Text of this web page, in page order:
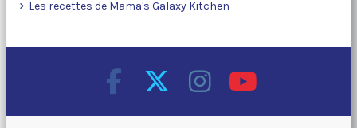
Les recettes de Mama's Galaxy Kitchen